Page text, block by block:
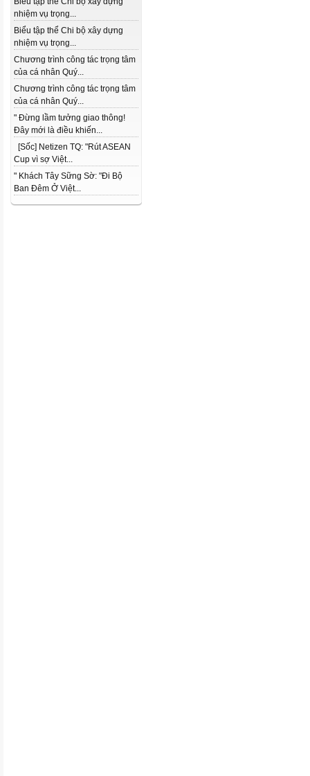
nhiệm vụ trọng...
Biểu tập thể Chi bộ xây dựng
nhiệm vụ trọng...
Chương trình công tác trọng tâm
của cá nhân Quý...
Chương trình công tác trọng tâm
của cá nhân Quý...
" Đừng lầm tưởng giao thông!
Đây mới là điều khiến...
[Sốc] Netizen TQ: "Rút ASEAN
Cup vì sợ Việt...
" Khách Tây Sững Sờ: "Đi Bộ
Ban Đêm Ở Việt...